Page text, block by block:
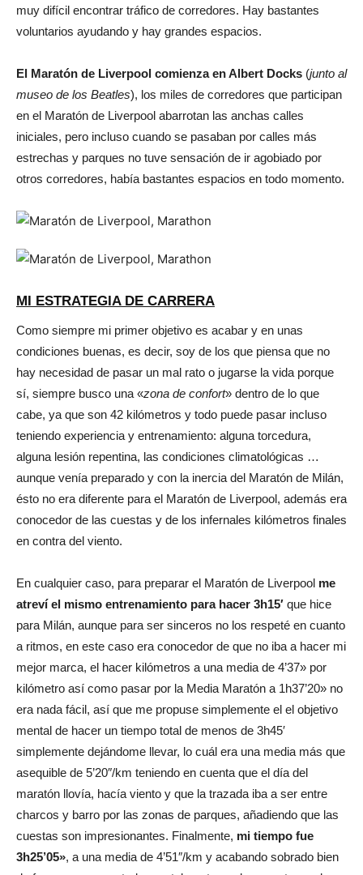
muy difícil encontrar tráfico de corredores. Hay bastantes
voluntarios ayudando y hay grandes espacios.
El Maratón de Liverpool comienza en Albert Docks (junto al
museo de los Beatles), los miles de corredores que participan
en el Maratón de Liverpool abarrotan las anchas calles
iniciales, pero incluso cuando se pasaban por calles más
estrechas y parques no tuve sensación de ir agobiado por
otros corredores, había bastantes espacios en todo momento.
MI ESTRATEGIA DE CARRERA
Como siempre mi primer objetivo es acabar y en unas
condiciones buenas, es decir, soy de los que piensa que no
hay necesidad de pasar un mal rato o jugarse la vida porque
sí, siempre busco una «zona de confort» dentro de lo que
cabe, ya que son 42 kilómetros y todo puede pasar incluso
teniendo experiencia y entrenamiento: alguna torcedura,
alguna lesión repentina, las condiciones climatológicas …
aunque venía preparado y con la inercia del Maratón de Milán,
ésto no era diferente para el Maratón de Liverpool, además era
conocedor de las cuestas y de los infernales kilómetros finales
en contra del viento.
En cualquier caso, para preparar el Maratón de Liverpool me
atreví el mismo entrenamiento para hacer 3h15′ que hice
para Milán, aunque para ser sinceros no los respeté en cuanto
a ritmos, en este caso era conocedor de que no iba a hacer mi
mejor marca, el hacer kilómetros a una media de 4’37» por
kilómetro así como pasar por la Media Maratón a 1h37’20» no
era nada fácil, así que me propuse simplemente el el objetivo
mental de hacer un tiempo total de menos de 3h45′
simplemente dejándome llevar, lo cuál era una media más que
asequible de 5’20″/km teniendo en cuenta que el día del
maratón llovía, hacía viento y que la trazada iba a ser entre
charcos y barro por las zonas de parques, añadiendo que las
cuestas son impresionantes. Finalmente, mi tiempo fue
3h25’05», a una media de 4’51″/km y acabando sobrado bien